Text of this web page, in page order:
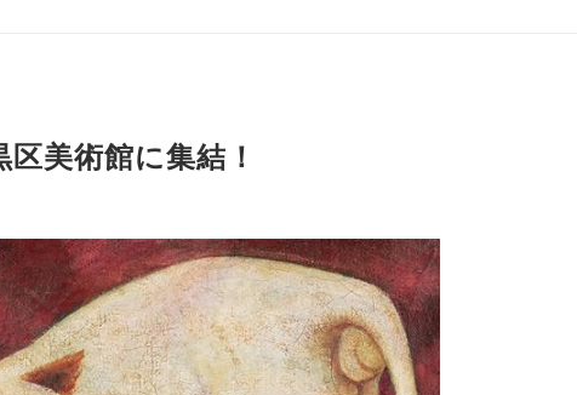
美術館に集結！